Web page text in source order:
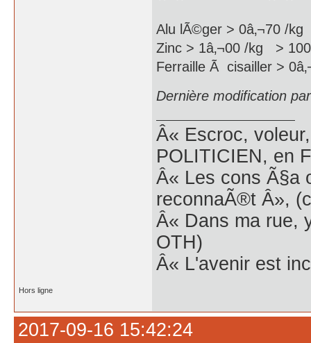
Alu lÃ©ger > 0â‚¬70 /
Zinc > 1â‚¬00 /kg >
Ferraille Ã cisailler >
Dernière modification
Â« Escroc,
POLITICIEN, en
Â« Les cons Ã§a
reconnaÃ®t Â»,
Â« Dans ma rue,
OTH)
Â« L'avenir est
Hors ligne
2017-09-16 15:42:24